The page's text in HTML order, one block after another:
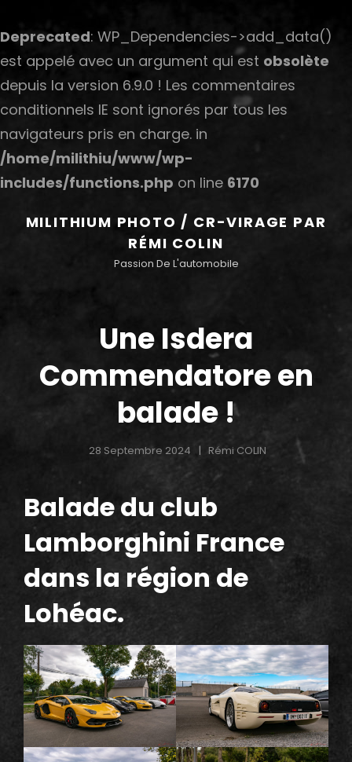
Deprecated: WP_Dependencies->add_data()
est appelé avec un argument qui est obsolète
depuis la version 6.9.0 ! Les commentaires
conditionnels IE sont ignorés par tous les
navigateurs pris en charge. in
/home/milithiu/www/wp-
includes/functions.php on line 6170
MILITHIUM PHOTO / CR-VIRAGE PAR
RÉMI COLIN
Passion De L'automobile
Une Isdera
Commendatore en
balade !
28 Septembre 2024 Rémi COLIN
Balade du club
Lamborghini France
dans la région de
Lohéac.